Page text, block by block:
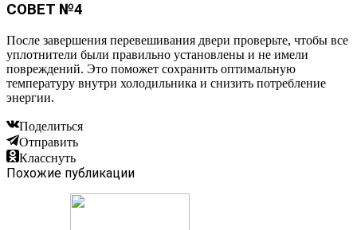
СОВЕТ №4
После завершения перевешивания двери проверьте, чтобы все
уплотнители были правильно установлены и не имели
повреждений. Это поможет сохранить оптимальную
температуру внутри холодильника и снизить потребление
энергии.
Поделиться
Отправить
Класснуть
Похожие публикации